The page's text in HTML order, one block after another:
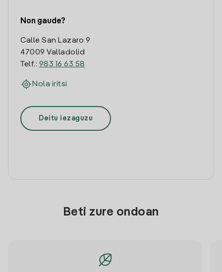
Non gaude?
Calle San Lazaro 9
47009 Valladolid
Telf.: 983 16 63 58
Nola iritsi
Deitu iezaguzu
Beti zure ondoan